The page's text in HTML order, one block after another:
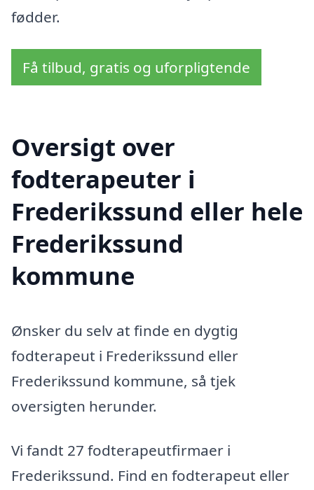
fødder.
Få tilbud, gratis og uforpligtende
Oversigt over
fodterapeuter i
Frederikssund eller hele
Frederikssund
kommune
Ønsker du selv at finde en dygtig
fodterapeut i Frederikssund eller
Frederikssund kommune, så tjek
oversigten herunder.
Vi fandt 27 fodterapeutfirmaer i
Frederikssund. Find en fodterapeut eller